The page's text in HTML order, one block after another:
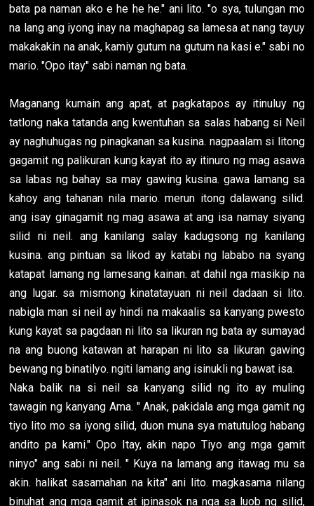
bata pa naman ako e he he he." ani lito. "o sya, tulungan mo
na lang ang iyong inay na maghapag sa lamesa at nang tayuy
makakakin na anak, kamiy gutum na gutum na kasi e." sabi no
mario. "Opo itay" sabi naman ng bata.
Maganang kumain ang apat, at pagkatapos ay itinuluy ng
tatlong naka tatanda ang kwentuhan sa salas habang si Neil
ay naghuhugas ng pinagkanan sa kusina. nagpaalam si litong
gagamit ng palikuran kung kayat ito ay itinuro ng mag asawa
sa labas ng bahay sa may gawing kusina. gawa lamang sa
kahoy ang tahanan nila mario. merun itong dalawang silid.
ang isay ginagamit ng mag asawa at ang isa namay siyang
silid ni neil. ang kanilang salay kadugsong ng kanilang
kusina. ang pintuan sa likod ay katabi ng lababo na syang
katapat lamang ng lamesang kainan. at dahil nga masikip na
ang lugar. sa mismong kinatatayuan ni neil dadaan si lito.
nabigla man si neil ay hindi na makaalis sa kanyang pwesto
kung kayat sa pagdaan ni lito sa likuran ng bata ay sumayad
na ang buong katawan at harapan ni lito sa likuran gawing
bewang ng binatilyo. ngiti lamang ang isinukli ng bawat isa.
Naka balik na si neil sa kanyang silid ng ito ay muling
tawagin ng kanyang Ama. " Anak, pakidala ang mga gamit ng
tiyo lito mo sa iyong silid, duon muna sya matutulog habang
andito pa kami." Opo Itay, akin napo Tiyo ang mga gamit
ninyo" ang sabi ni neil. " Kuya na lamang ang itawag mu sa
akin. halikat sasamahan na kita" ani lito. magkasama nilang
binuhat ang mga gamit at ipinasok na nga sa luob ng silid,